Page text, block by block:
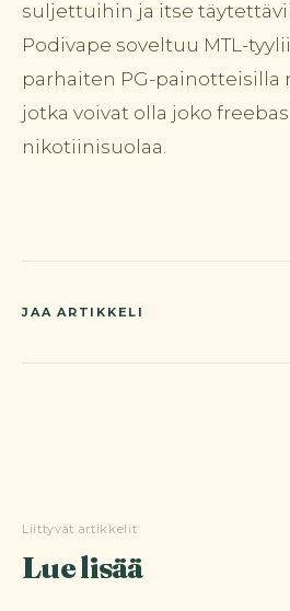
suljettuihin ja itse
Podivape soveltuu MTL-
parhaiten PG-painotteisilla
jotka voivat olla joko
nikotiinisuolaa.
JAA ARTIKKELI
Liittyvät artikkelit
Lue lisää